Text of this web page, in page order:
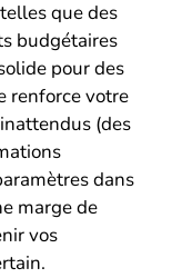
que des
budgétaires
pour des
renforce votre
(des
dans
marge de
vos